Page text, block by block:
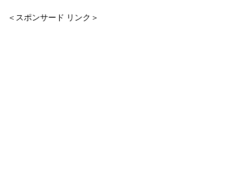
＜スポンサード リンク＞